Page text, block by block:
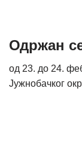
Одржан
од 23. до 24.
Јужнобачког